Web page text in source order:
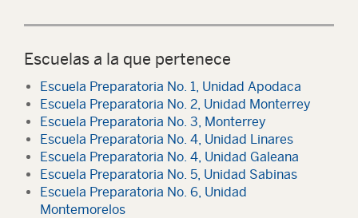
Escuelas a la que pertenece
Escuela Preparatoria No. 1, Unidad Apodaca
Escuela Preparatoria No. 2, Unidad Monterrey
Escuela Preparatoria No. 3, Monterrey
Escuela Preparatoria No. 4, Unidad Linares
Escuela Preparatoria No. 4, Unidad Galeana
Escuela Preparatoria No. 5, Unidad Sabinas
Escuela Preparatoria No. 6, Unidad
Montemorelos